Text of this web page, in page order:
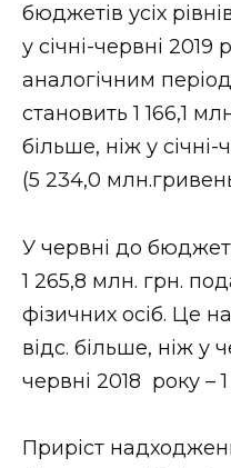
НОВИНИ
ФОТО
бюджетів усіх
у січні-червні
аналогічним
становить 1 166,1
більше, ніж у січні-
(5 234,0
У червні до
1 265,8 млн. грн.
фізичних осіб. Це
відс. більше, ніж у
червні 2018 року –
Приріст